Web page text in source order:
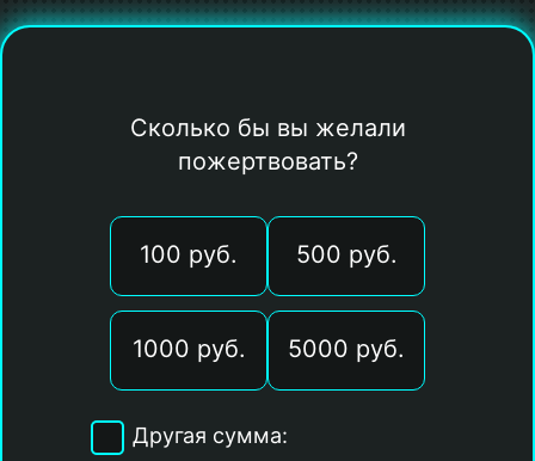
Сколько бы вы желали
пожертвовать?
100 руб. 500 руб.
1000 руб. 5000 руб.
Другая сумма: